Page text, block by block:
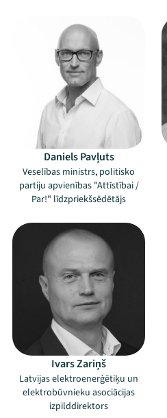
Daniels Pavļuts
Veselības ministrs, politisko
partiju apvienības "Attīstībai /
Par!" līdzpriekšsēdētājs
Ivars Zariņš
Latvijas elektroenerģētiķu un
elektrobūvnieku asociācijas
izpilddirektors